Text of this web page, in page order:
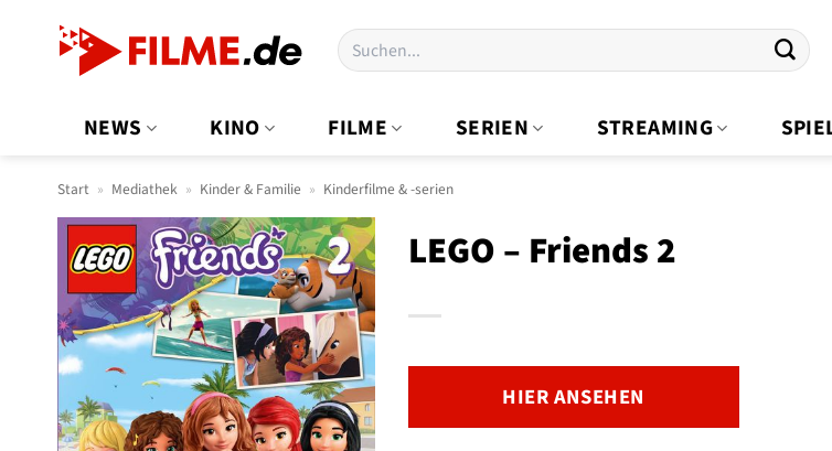
Suchen
nach:
NEWS KINO FILME SERIEN STREAMING
Start » Mediathek » Kinder & Familie » Kinderfilme & -serien
LEGO – Friends 2
HIER ANSEHEN